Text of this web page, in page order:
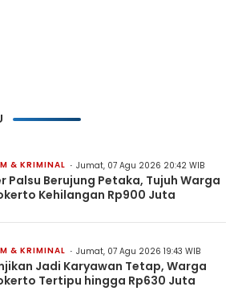
& KRIMINAL Jumat, 07 Agu 2026 20:42 WIB
Palsu Berujung Petaka, Tujuh Warga
Kehilangan Rp900 Juta
& KRIMINAL Jumat, 07 Agu 2026 19:43 WIB
Jadi Karyawan Tetap, Warga
Tertipu hingga Rp630 Juta